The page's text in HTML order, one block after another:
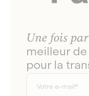
Une fois
meilleur
pour la